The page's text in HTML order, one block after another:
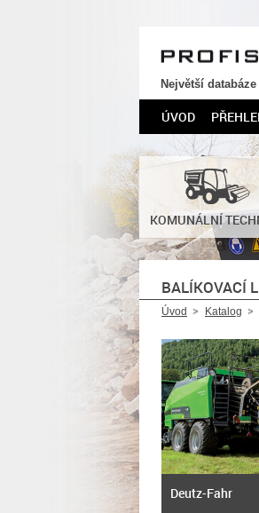
Největší
ÚVOD
KOMUNÁLNÍ
BALÍKOVACÍ
Úvod Katalog
Deutz-Fahr